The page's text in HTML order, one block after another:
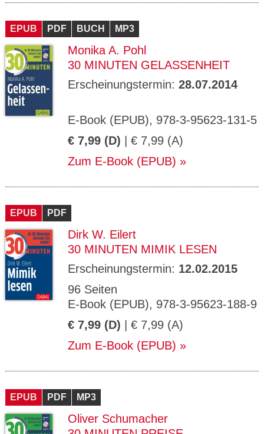
EPUB PDF BUCH MP3
Monika A. Pohl
30 MINUTEN GELASSENHEIT
Erscheinungstermin: 28.07.2014
E-Book (EPUB), 978-3-95623-131-5
€ 7,99 (D) | € 7,99 (A)
Zum E-Book (EPUB)
EPUB PDF
Dirk W. Eilert
30 MINUTEN MIMIK LESEN
Erscheinungstermin: 12.02.2015
96 Seiten
E-Book (EPUB), 978-3-95623-188-9
€ 7,99 (D) | € 7,99 (A)
Zum E-Book (EPUB)
EPUB PDF MP3
Oliver Schumacher